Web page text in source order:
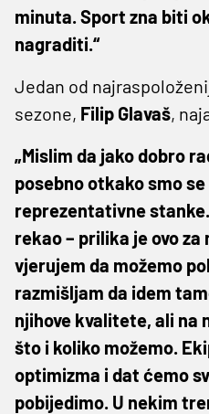
minuta. Sport zna biti
nagraditi.“
Jedan od
sezone, Filip Glavaš,
„Mislim da jako dobro
posebno otkako smo
reprezentativne
rekao – prilika je ovo za
vjerujem da možemo
razmišljam da idem
njihove kvalitete, ali na
što i koliko možemo.
optimizma i dat ćemo
pobijedimo. U nekim